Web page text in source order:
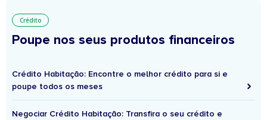
Crédito
Poupe nos seus produtos financeiros
Crédito Habitação: Encontre o melhor crédito para si e
poupe todos os meses
Negociar Crédito Habitação: Transfira o seu crédito e